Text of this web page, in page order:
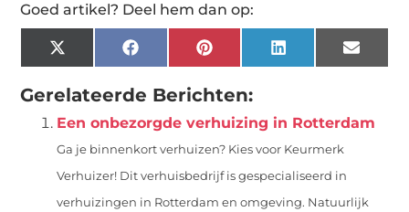
Goed artikel? Deel hem dan op:
X
(Twitter)
FacebookPinterestLinkedIn Email
Gerelateerde Berichten:
Een onbezorgde verhuizing in Rotterdam
Ga je binnenkort verhuizen? Kies voor Keurmerk
Verhuizer! Dit verhuisbedrijf is gespecialiseerd in
verhuizingen in Rotterdam en omgeving. Natuurlijk